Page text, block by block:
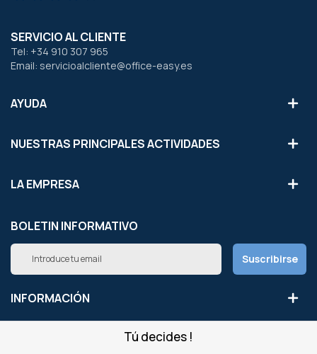
Tú decides !
SERVICIO AL CLIENTE
Tel: +34 910 307 965
Email: servicioalcliente@office-easy.es
AYUDA
NUESTRAS PRINCIPALES ACTIVIDADES
LA EMPRESA
BOLETIN INFORMATIVO
Inscríbete
nuestro
boletín
de
noticias:
Suscribirse
INFORMACIÓN